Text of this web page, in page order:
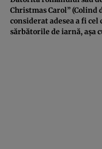
Christmas Carol” (Colind
considerat adesea a fi
sărbătorile de iarnă, așa